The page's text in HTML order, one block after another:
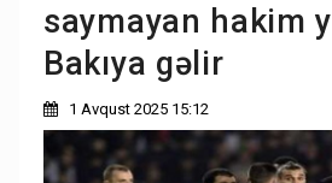
saymayan hakim
Bakıya gəlir
1 Avqust 2025 15:12